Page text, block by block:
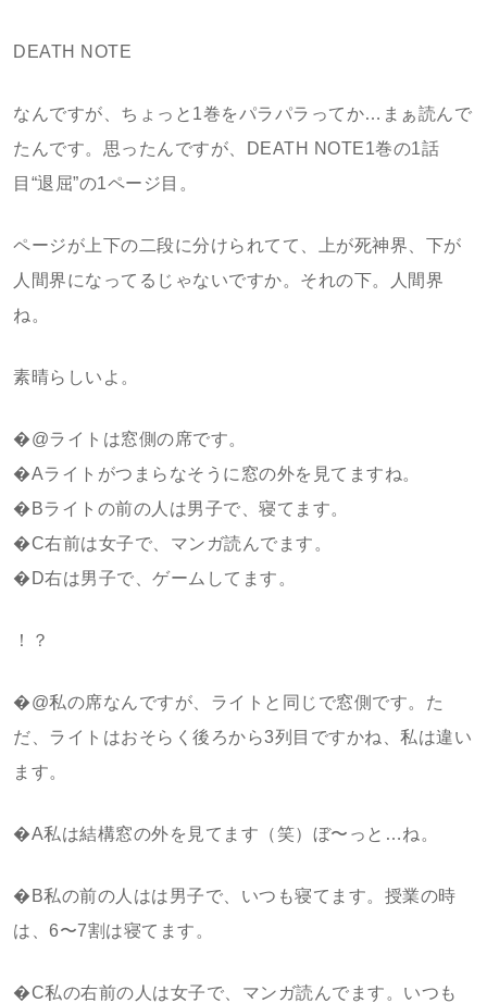
DEATH NOTE
なんですが、ちょっと1巻をパラパラってか…まぁ読んで
たんです。思ったんですが、DEATH NOTE1巻の1話
目“退屈”の1ページ目。
ページが上下の二段に分けられてて、上が死神界、下が
人間界になってるじゃないですか。それの下。人間界
ね。
素晴らしいよ。
�@ライトは窓側の席です。
�Aライトがつまらなそうに窓の外を見てますね。
�Bライトの前の人は男子で、寝てます。
�C右前は女子で、マンガ読んでます。
�D右は男子で、ゲームしてます。
！？
�@私の席なんですが、ライトと同じで窓側です。た
だ、ライトはおそらく後ろから3列目ですかね、私は違い
ます。
�A私は結構窓の外を見てます（笑）ぼ〜っと…ね。
�B私の前の人はは男子で、いつも寝てます。授業の時
は、6〜7割は寝てます。
�C私の右前の人は女子で、マンガ読んでます。いつも